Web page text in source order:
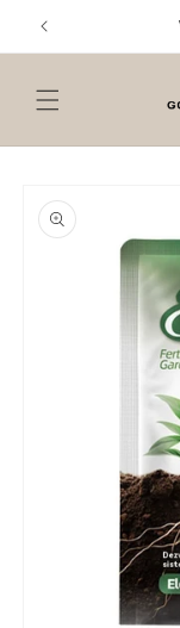
na
informácie
o produkte